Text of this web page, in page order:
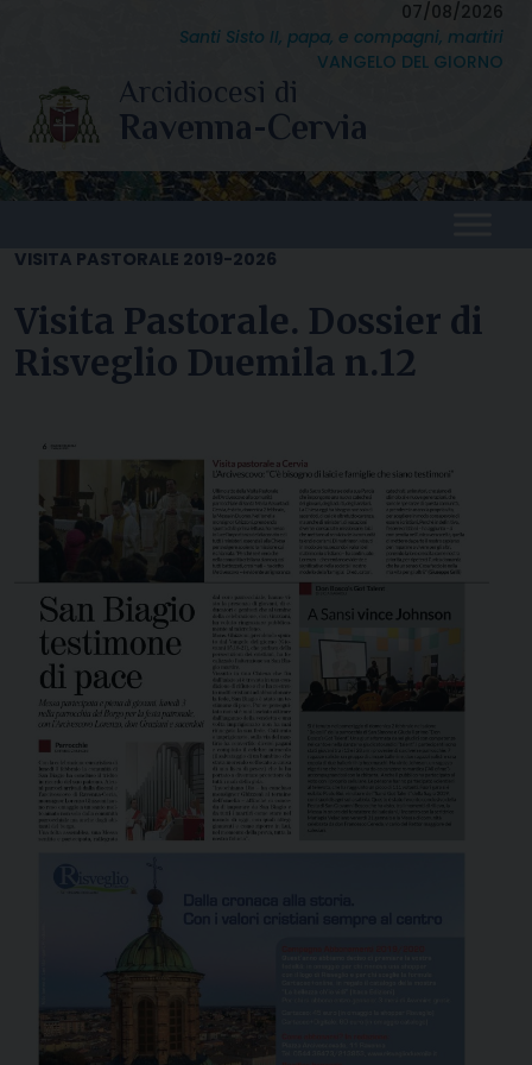
content
07/08/2026
Santi Sisto II, papa, e compagni, martiri
VANGELO DEL GIORNO
VISITA PASTORALE 2019-2026
Visita Pastorale. Dossier di
Risveglio Duemila n.12